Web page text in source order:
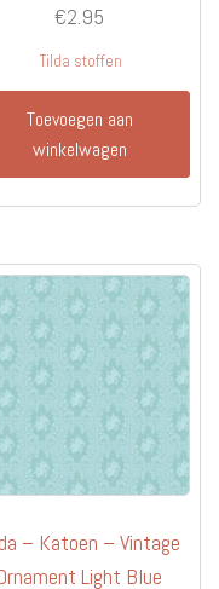
€2.95
Tilda stoffen
Toevoegen aan
winkelwagen
– Katoen – Vintage
Light Blue